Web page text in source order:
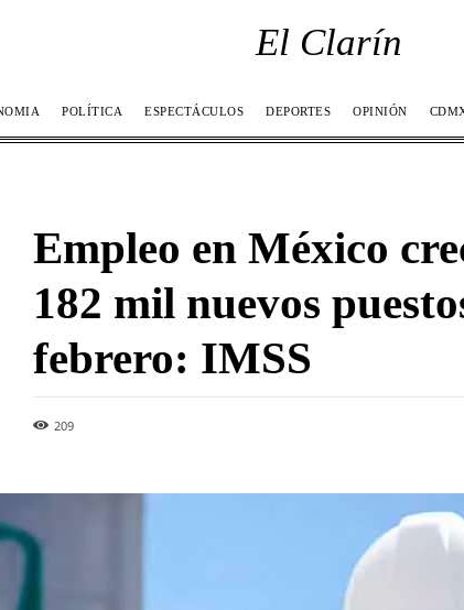
El Clarín
POLÍTICA ESPECTÁCULOS DEPORTES OPINIÓN
Empleo en México
182 mil nuevos
febrero: IMSS
209